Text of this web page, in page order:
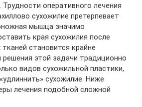
Трудности оперативного лечения
сухожилие претерпевает
мышца значимо
края сухожилия после
становится крайне
этой задачи традиционно
видов сухожильной пластики,
сухожилие. Ниже
лечения подобной сложной